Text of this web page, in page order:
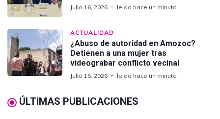
Julio 16, 2026 leido hace un minuto
ACTUALIDAD
¿Abuso de autoridad en Amozoc?
Detienen a una mujer tras
videograbar conflicto vecinal
Julio 15, 2026 leido hace un minuto
ÚLTIMAS PUBLICACIONES